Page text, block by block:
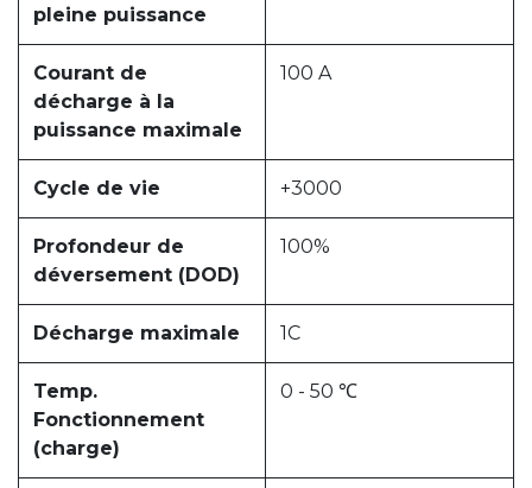
pleine puissance
Courant de
décharge à la
puissance maximale
100 A
Cycle de vie +3000
Profondeur de
déversement (DOD)
100%
Décharge maximale 1C
Temp.
Fonctionnement
(charge)
0 - 50 ℃